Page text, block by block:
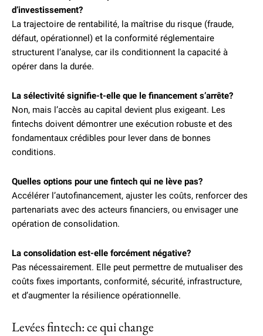
d’investissement?
La trajectoire de rentabilité, la maîtrise du risque (fraude,
défaut, opérationnel) et la conformité réglementaire
structurent l’analyse, car ils conditionnent la capacité à
opérer dans la durée.
La sélectivité signifie-t-elle que le financement s’arrête?
Non, mais l’accès au capital devient plus exigeant. Les
fintechs doivent démontrer une exécution robuste et des
fondamentaux crédibles pour lever dans de bonnes
conditions.
Quelles options pour une fintech qui ne lève pas?
Accélérer l’autofinancement, ajuster les coûts, renforcer des
partenariats avec des acteurs financiers, ou envisager une
opération de consolidation.
La consolidation est-elle forcément négative?
Pas nécessairement. Elle peut permettre de mutualiser des
coûts fixes importants, conformité, sécurité, infrastructure,
et d’augmenter la résilience opérationnelle.
Levées fintech: ce qui change